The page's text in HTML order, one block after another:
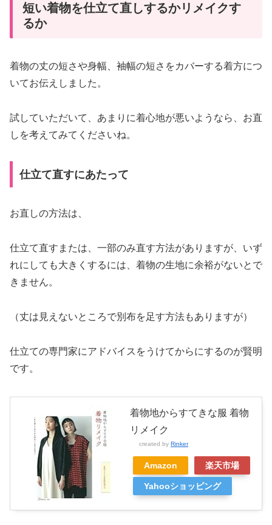
短い着物を仕立て直しするかリメイクす
るか
着物の丈の短さや身幅、袖幅の短さをカバーする着方につ
いてお伝えしました。
試していただいて、あまりに着心地が悪いようなら、お直
しを考えてみてくださいね。
仕立て直すにあたって
お直しの方法は、
仕立て直すまたは、一部のみ直す方法がありますが、いず
れにしても大きくするには、着物の生地に余裕がないとで
きません。
（丈は見えないところで別布を足す方法もありますが）
仕立ての専門家にアドバイスをうけてからにするのが賢明
です。
着物地からすてきな服 着物
リメイク
created by Rinker
Amazon 楽天市場
Yahooショッピング